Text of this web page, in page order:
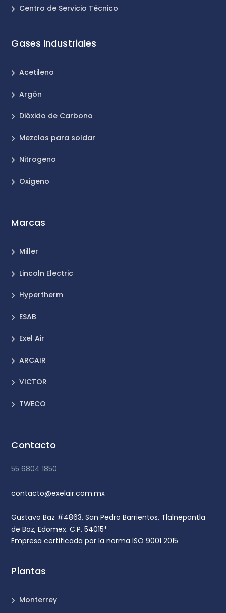
Centro de Servicio Técnico
Gases Industriales
Acetileno
Argón
Dióxido de Carbono
Mezclas para soldar
Nitrogeno
Oxigeno
Marcas
Miller
Lincoln Electric
Hypertherm
ESAB
Exel Air
ARCAIR
VICTOR
TWECO
Contacto
55 6804 1850
contacto@exelair.com.mx
Gustavo Baz #4863, San Pedro Barrientos, Tlalnepantla
de Baz, Edomex. C.P. 54015*
Empresa certificada por la norma ISO 9001 2015
Plantas
Monterrey